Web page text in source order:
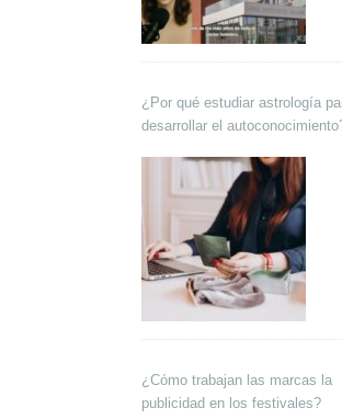
¿Por qué estudiar astrología
desarrollar el
¿Cómo trabajan las marcas la
publicidad en los festivales?